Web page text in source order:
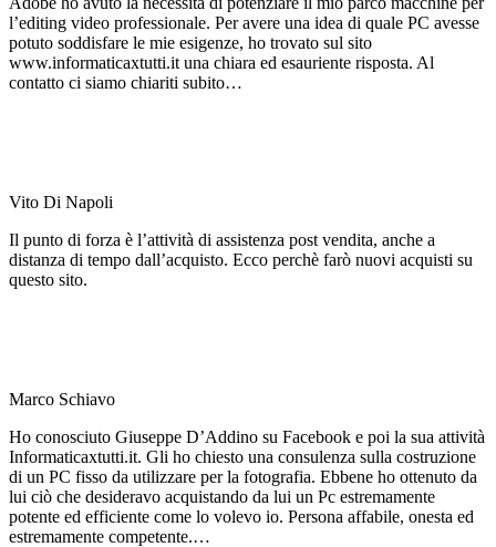
l’editing video professionale. Per avere una idea di quale PC avesse
potuto soddisfare le mie esigenze, ho trovato sul sito
www.informaticaxtutti.it una chiara ed esauriente risposta. Al
contatto ci siamo chiariti subito…
Vito Di Napoli
Il punto di forza è l’attività di assistenza post vendita, anche a
distanza di tempo dall’acquisto. Ecco perchè farò nuovi acquisti su
questo sito.
Marco Schiavo
Ho conosciuto Giuseppe D’Addino su Facebook e poi la sua attività
Informaticaxtutti.it. Gli ho chiesto una consulenza sulla costruzione
di un PC fisso da utilizzare per la fotografia. Ebbene ho ottenuto da
lui ciò che desideravo acquistando da lui un Pc estremamente
potente ed efficiente come lo volevo io. Persona affabile, onesta ed
estremamente competente.…